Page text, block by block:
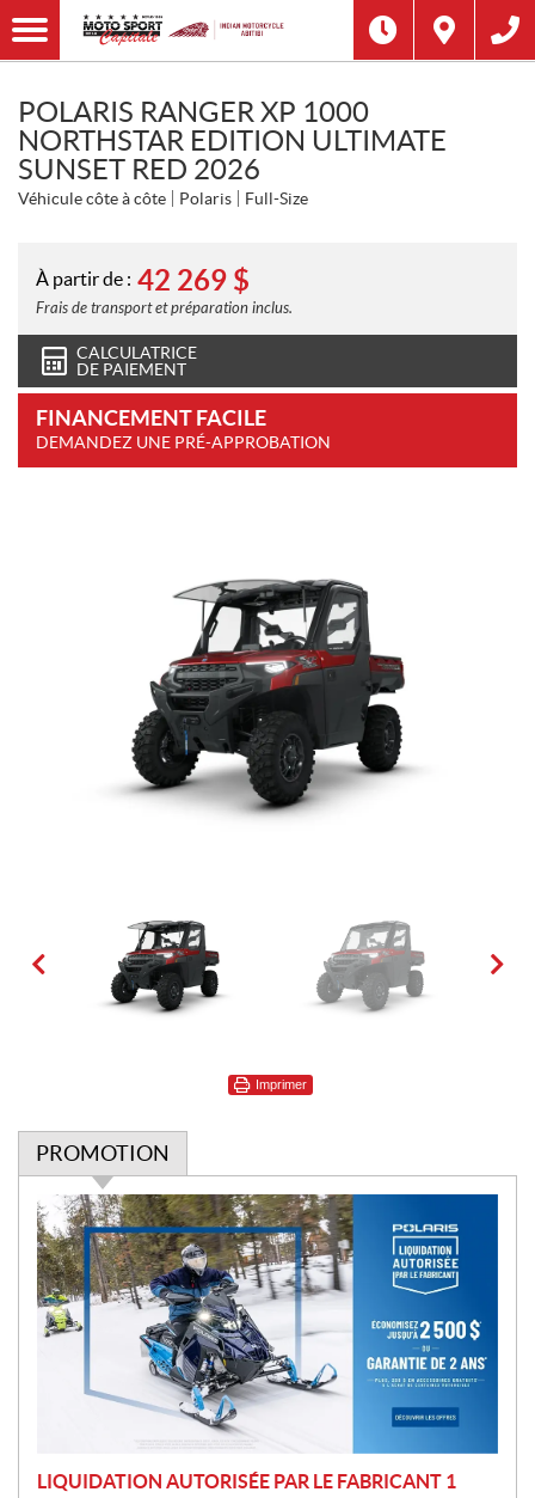
POLARIS RANGER XP 1000
NORTHSTAR EDITION ULTIMATE
SUNSET RED 2026
Véhicule côte à côte Polaris Full-Size
À partir de : 42 269 $
Frais de transport et préparation inclus.
CALCULATRICE
DE PAIEMENT
FINANCEMENT FACILE
DEMANDEZ UNE PRÉ-APPROBATION
Imprimer
PROMOTION
P
r
o
m
o
t
LIQUIDATION AUTORISÉE PAR LE FABRICANT 1